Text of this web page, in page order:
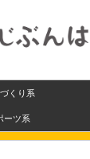
くり系
ーツ系